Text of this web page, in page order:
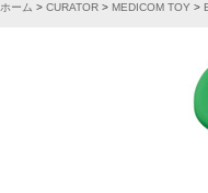
ホーム > CURATOR > MEDICOM TOY >